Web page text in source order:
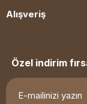
Alışveriş
Özel indirim